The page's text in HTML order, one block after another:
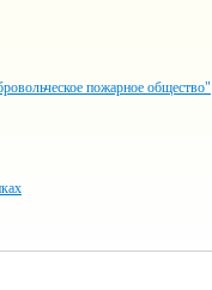
пожарное общество"